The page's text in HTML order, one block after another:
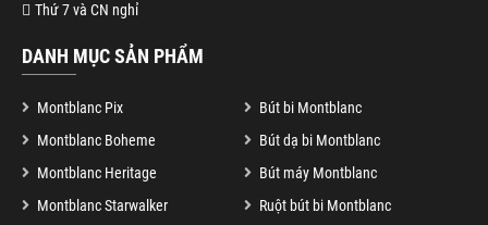
Thứ 7 và CN nghỉ
DANH MỤC SẢN PHẨM
Montblanc Pix
Bút bi Montblanc
Montblanc Boheme
Bút dạ bi Montblanc
Montblanc Heritage
Bút máy Montblanc
Montblanc Starwalker
Ruột bút bi Montblanc